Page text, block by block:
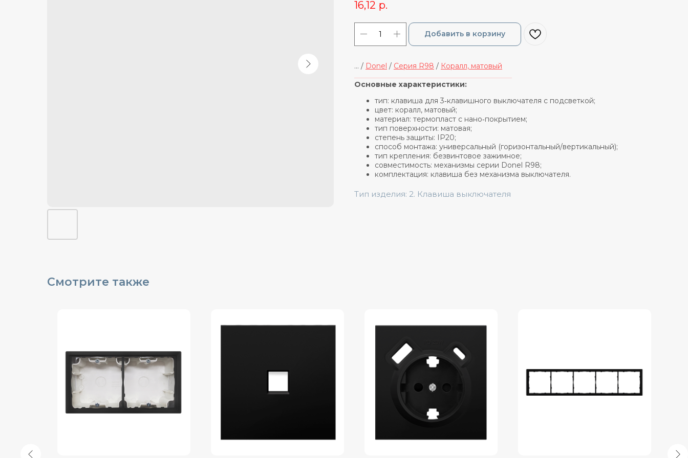
16,12 р.
Добавить в корзину
... / Donel / Cерия R98 / Коралл, матовый
Основные характеристики:
тип: клавиша для 3‑клавишного выключателя с подсветкой;
цвет: коралл, матовый;
материал: термопласт с нано‑покрытием;
тип поверхности: матовая;
степень защиты: IP20;
способ монтажа: универсальный (горизонтальный/вертикальный);
тип крепления: безвинтовое зажимное;
совместимость: механизмы серии Donel R98;
комплектация: клавиша без механизма выключателя.
Тип изделия: 2. Клавиша выключателя
Смотрите также